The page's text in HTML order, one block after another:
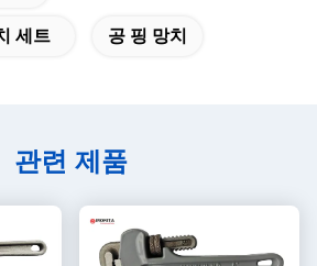
세트 공 핑 망치
관련 제품